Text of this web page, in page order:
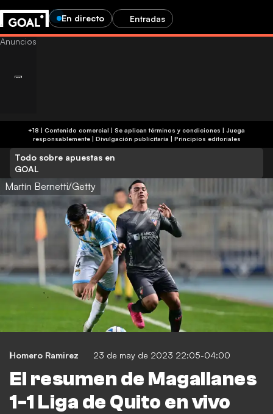
En directo Entradas
+18 | Contenido comercial | Se aplican términos y condiciones | Juega
responsablemente| Divulgación publicitaria | Principios editoriales
Todo sobre apuestas en
GOAL
Martín Bernetti/Getty
Homero Ramirez 23 de may de 2023 22:05-04:00
El resumen de Magallanes
1-1 Liga de Quito en vivo